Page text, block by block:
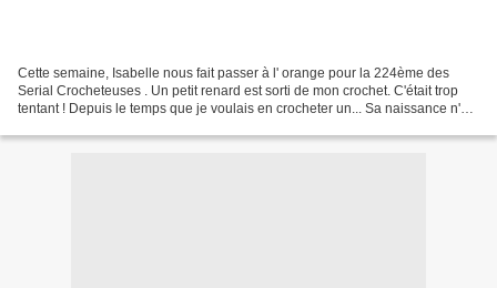
Cette semaine, Isabelle nous fait passer à l' orange pour la 224ème des
Serial Crocheteuses . Un petit renard est sorti de mon crochet. C'était trop
tentant ! Depuis le temps que je voulais en crocheter un... Sa naissance n'a